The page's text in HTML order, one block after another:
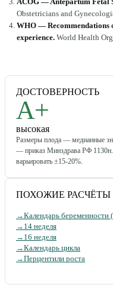
Obstetricians and
WHO — Recommendations
experience. World Health
ДОСТОВЕРНОСТЬ
A+
высокая
Размеры плода — медианные
— приказ Минздрава РФ
варьировать ±15-20%.
ПОХОЖИЕ РАСЧЁТЫ
→Календарь беременности
→ 14 неделя
→ 16 неделя
→Календарь цикла
→Перцентили роста